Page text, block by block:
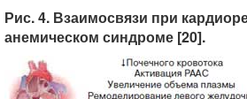
Рис. 4. Взаимосвязи при
анемическом синдроме [20].